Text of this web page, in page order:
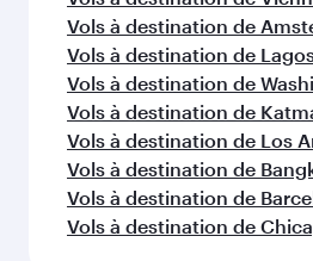
Vols à destination de
Vols à destination de
Vols à destination de Séoul
Vols à destination de Kuala
Vols à destination de New
Vols à destination de
Vols à destination de Riyad
Vols à destination de Paris
Vols à destination de